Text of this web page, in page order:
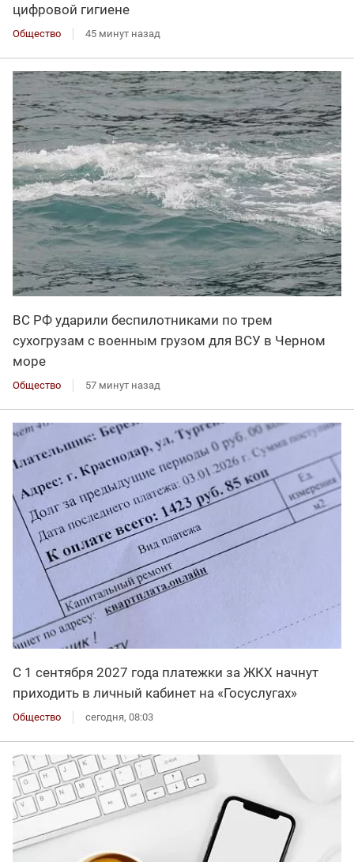
цифровой гигиене
Общество 45 минут назад
ВС РФ ударили беспилотниками по трем
сухогрузам с военным грузом для ВСУ в Черном
море
Общество 57 минут назад
С 1 сентября 2027 года платежки за ЖКХ начнут
приходить в личный кабинет на «Госуслугах»
Общество сегодня, 08:03